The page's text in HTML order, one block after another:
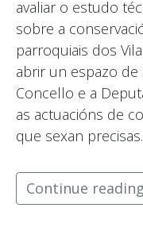
avaliar o estudo
sobre a
parroquiais dos
abrir un espazo
Concello e a
as actuacións de
que sexan precisas.
Continue reading